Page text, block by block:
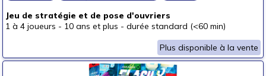
Jeu de stratégie et de pose d'ouvriers
1 à 4 joueurs - 10 ans et plus - durée standard (<60 min)
Plus disponible à la vente